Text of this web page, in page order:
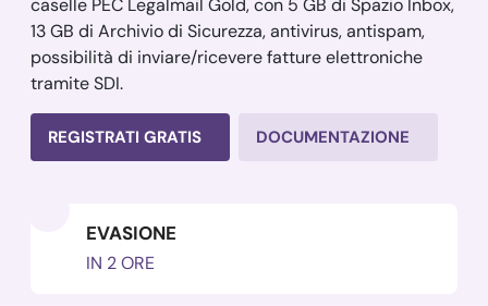
caselle PEC Legalmail Gold, con 5 GB di Spazio Inbox,
13 GB di Archivio di Sicurezza, antivirus, antispam,
possibilità di inviare/ricevere fatture elettroniche
tramite SDI.
REGISTRATI GRATIS DOCUMENTAZIONE
EVASIONE
IN 2 ORE